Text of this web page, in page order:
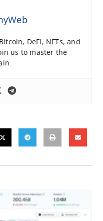
DeFi, NFTs, and
us to master the